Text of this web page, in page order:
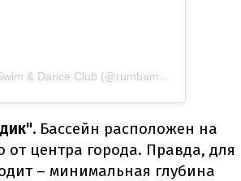
Бассейн расположен на
от центра города. Правда, для
– минимальная глубина